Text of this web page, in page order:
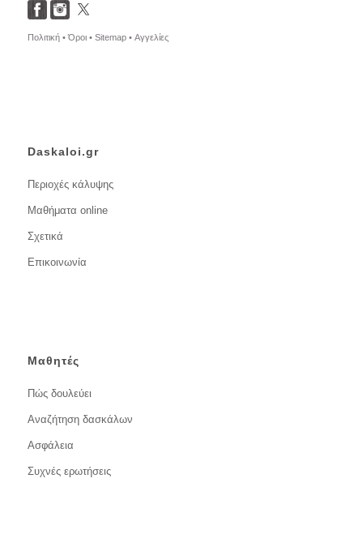
Πολιτική •Όροι • Sitemap • Αγγελίες
Daskaloi.gr
Περιοχές κάλυψης
Μαθήματα online
Σχετικά
Επικοινωνία
Μαθητές
Πώς δουλεύει
Αναζήτηση δασκάλων
Ασφάλεια
Συχνές ερωτήσεις